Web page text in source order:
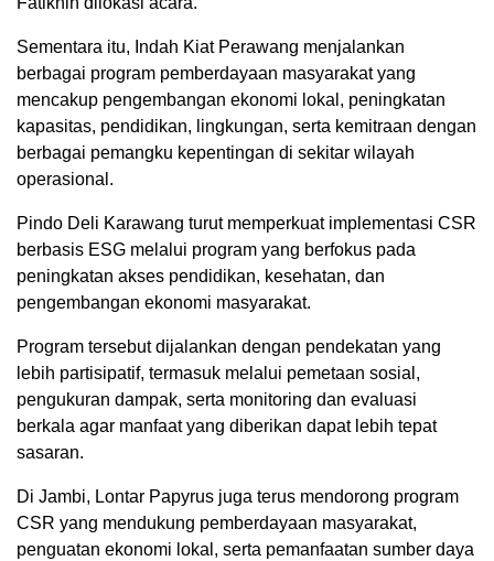
Sementara itu, Indah Kiat Perawang menjalankan
berbagai program pemberdayaan masyarakat yang
mencakup pengembangan ekonomi lokal, peningkatan
kapasitas, pendidikan, lingkungan, serta kemitraan dengan
berbagai pemangku kepentingan di sekitar wilayah
operasional.
Pindo Deli Karawang turut memperkuat implementasi CSR
berbasis ESG melalui program yang berfokus pada
peningkatan akses pendidikan, kesehatan, dan
pengembangan ekonomi masyarakat.
Program tersebut dijalankan dengan pendekatan yang
lebih partisipatif, termasuk melalui pemetaan sosial,
pengukuran dampak, serta monitoring dan evaluasi
berkala agar manfaat yang diberikan dapat lebih tepat
sasaran.
Di Jambi, Lontar Papyrus juga terus mendorong program
CSR yang mendukung pemberdayaan masyarakat,
penguatan ekonomi lokal, serta pemanfaatan sumber daya